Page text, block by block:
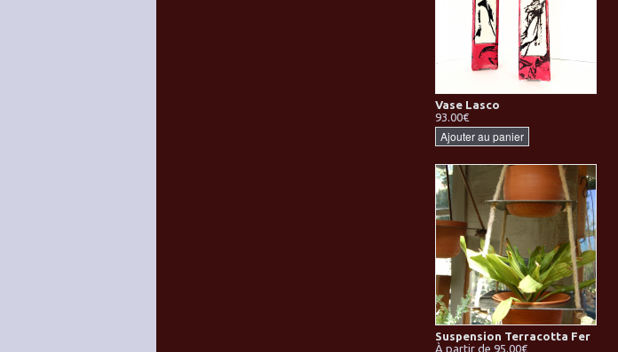
Vase Lasco
93.00€
Ajouter au panier
Suspension Terracotta Fer
À partir de 95.00€